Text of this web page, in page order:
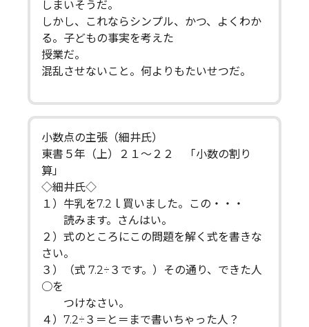
しまいそうだ。
しかし、これならシンプル、かつ、よくわか
る。子どもの事実を考えた
授業だ。
混乱させないこと。何よりもたいせつだ。
小数点の主張（細井氏）
東書５年（上）２１～２２ 「小数の割り
算」
◇細井氏◇
１）牛乳を7.2ｌ買いました。この・・・
読みます。さんはい。
２）式のところにこの問題を解く式を書きな
さい。
３）（式 7.2÷３です。）その通り、できた人
○を
つけなさい。
４）7.2÷３＝と＝まで書いちゃった人？